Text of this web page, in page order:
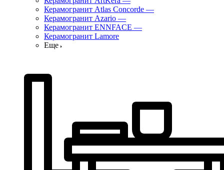
Керамогранит Atlas Concorde —
Керамогранит Azario —
Керамогранит ENNFACE —
Керамогранит Lamore
Еще